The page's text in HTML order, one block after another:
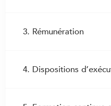
3. Rémunération
3.2 Fixation du salaire
4. Dispositions